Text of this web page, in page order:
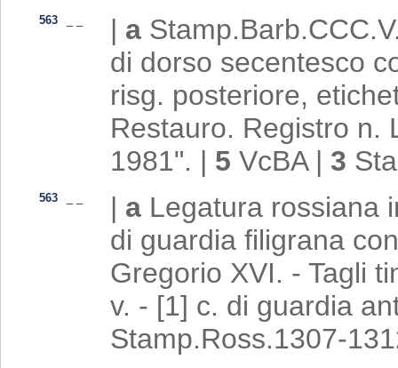
563 | a
di dorso secentesco
risg. posteriore,
Restauro. Registro n.
1981". | 5 VcBA | 3
563 | a Legatura rossiana
di guardia filigrana
Gregorio XVI. - Tagli
v. - [1] c. di guardia
Stamp.Ross.1307-